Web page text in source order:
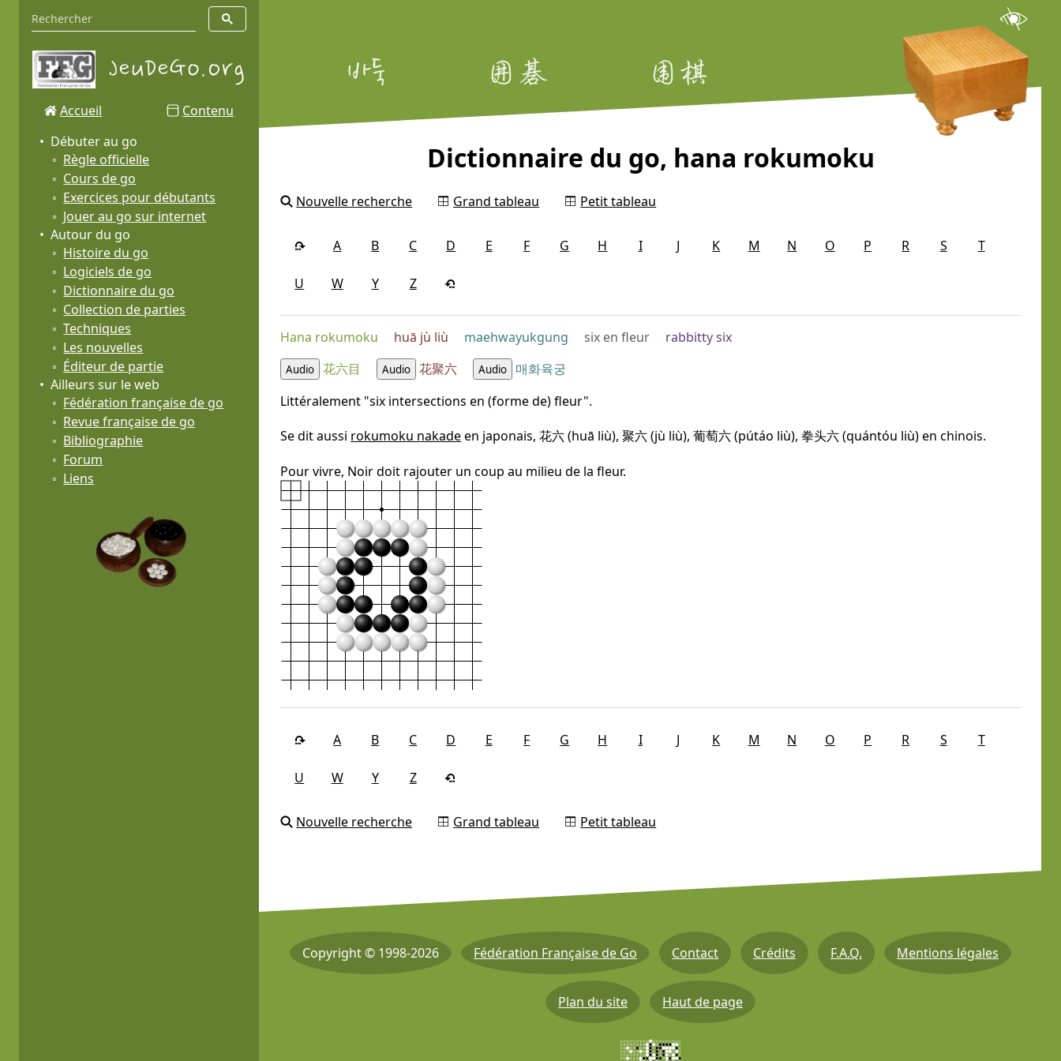
Accueil
Contenu
Débuter au go
Règle officielle
Cours de go
Exercices pour débutants
Jouer au go sur internet
Autour du go
Histoire du go
Logiciels de go
Dictionnaire du go
Collection de parties
Techniques
Les nouvelles
Éditeur de partie
Ailleurs sur le web
Fédération française de go
Revue française de go
Bibliographie
Forum
Liens
Dictionnaire du go, hana rokumoku
Nouvelle recherche Grand tableau Petit tableau
A B C D E F G H I J K M N O P R S T
U W Y Z
Hana rokumoku huā jù liù maehwayukgung six en fleur rabbitty six
Audio 花六目 Audio 花聚六 Audio
매화육궁
Littéralement "six intersections en (forme de) fleur".
Se dit aussi rokumoku nakadeen japonais, 花六 (huā liù), 聚六 (jù liù), 葡萄六 (pútáo liù), 拳头六 (quántóu liù) en chinois.
Pour vivre, Noir doit rajouter un coup au milieu de la fleur.
A B C D E F G H I J K M N O P R S T
U W Y Z
Nouvelle recherche Grand tableau Petit tableau
Copyright © 1998-2026 Fédération Française de Go Contact Crédits F.A.Q. Mentions légales
Plan du site Haut de page